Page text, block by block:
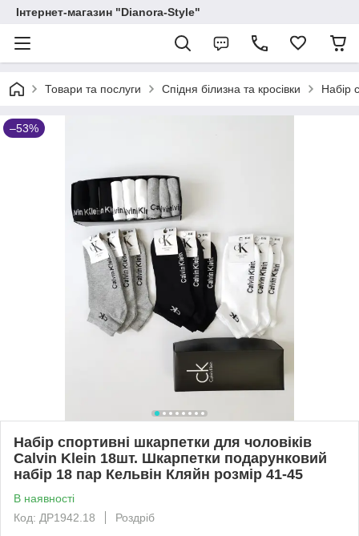
Інтернет-магазин "Dianora-Style"
Товари та послуги Спідня білизна та кросівки Набір
–53%
Набір спортивні шкарпетки для чоловіків
Calvin Klein 18шт. Шкарпетки подарунковий
набір 18 пар Кельвін Кляйн розмір 41-45
В наявності
Код: ДР1942.18
Роздріб